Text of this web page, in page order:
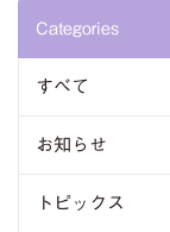
Categories
すべて
お知らせ
トピックス